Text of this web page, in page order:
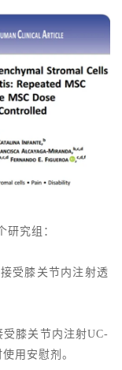
研究组：
受膝关节内注射透
膝关节内注射UC-
用安慰剂。